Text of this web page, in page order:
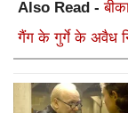
Also Read -
गैंग के गुर्गे के अवैध